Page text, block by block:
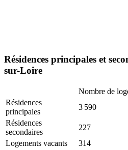
Résidences principales et
sur-Loire
Nombre de
Résidences
principales
3 590
Résidences
secondaires
227
Logements vacants
314